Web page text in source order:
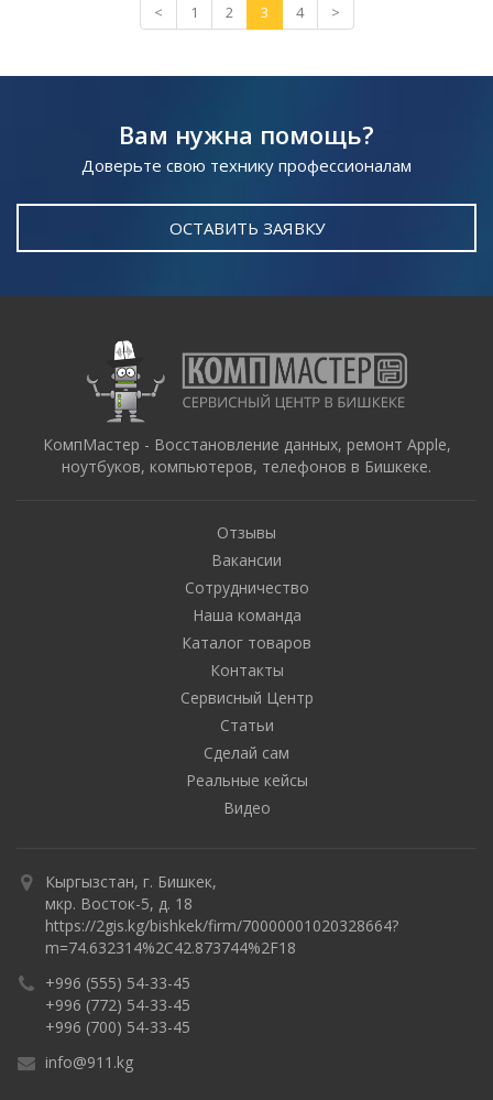
< 1 2 3 4 >
Вам нужна помощь?
Доверьте свою технику профессионалам
ОСТАВИТЬ ЗАЯВКУ
КомпМастер - Восстановление данных, ремонт Apple,
ноутбуков, компьютеров, телефонов в Бишкеке.
Отзывы
Вакансии
Сотрудничество
Наша команда
Каталог товаров
Контакты
Сервисный Центр
Статьи
Сделай сам
Реальные кейсы
Видео
Кыргызстан, г. Бишкек,
мкр. Восток-5, д. 18
https://2gis.kg/bishkek/firm/70000001020328664?
m=74.632314%2C42.873744%2F18
+996 (555) 54-33-45
+996 (772) 54-33-45
+996 (700) 54-33-45
info@911.kg